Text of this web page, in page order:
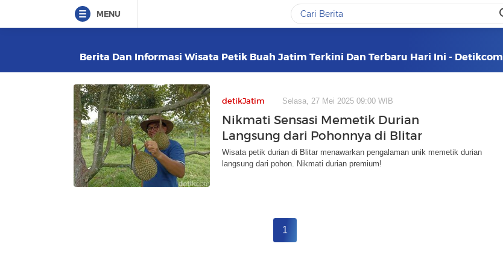
MENU
Berita Dan Informasi Wisata Petik Buah Jatim Terkini Dan Terbaru Hari Ini - Detikcom
detikJatim Selasa, 27 Mei 2025 09:00 WIB
Nikmati Sensasi Memetik Durian
Langsung dari Pohonnya di Blitar
Wisata petik durian di Blitar menawarkan pengalaman unik memetik durian
langsung dari pohon. Nikmati durian premium!
1